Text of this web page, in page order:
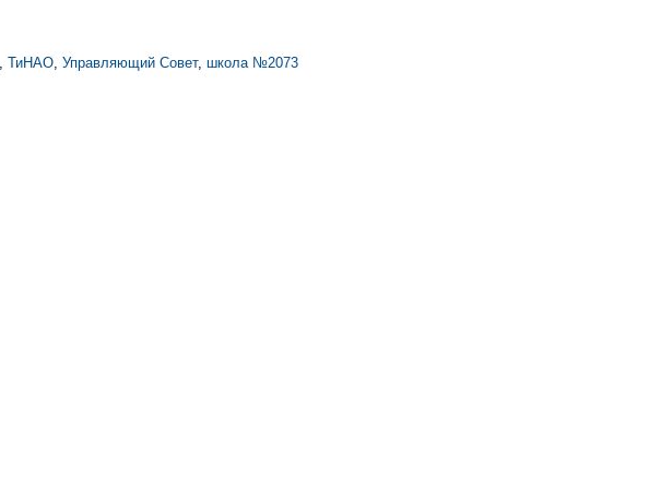
ТиНАО Управляющий Совет, школа №2073